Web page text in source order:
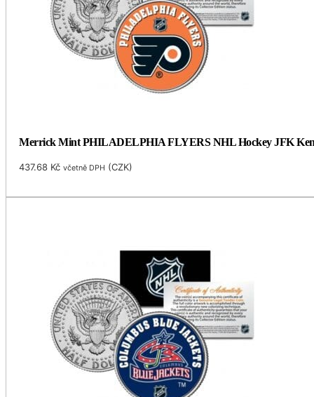
Merrick Mint PHILADELPHIA FLYERS NHL Hockey JFK
437.68 Kč včetně DPH (CZK)